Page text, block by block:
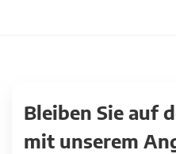
Bleiben Sie auf
mit unserem